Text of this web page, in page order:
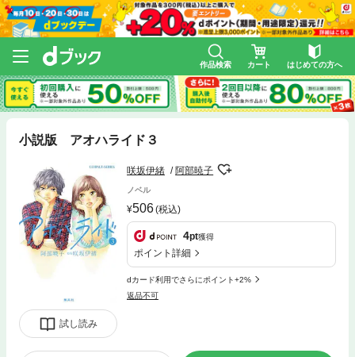
作品検索 カート はじめての方へ
小説版 アオハライド３
試し読み
咲坂伊緒 阿部暁子
ノベル
506(税込)
4pt獲得
ポイント詳細
dカード利用でさらにポイント+2%
返品不可